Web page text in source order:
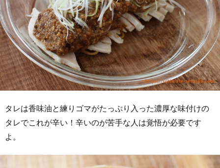
タレは香味油と練りゴマがたっぷり入った濃厚な味付けの
タレでこれが辛い！辛いのが苦手な人は覚悟が必要です
よ。